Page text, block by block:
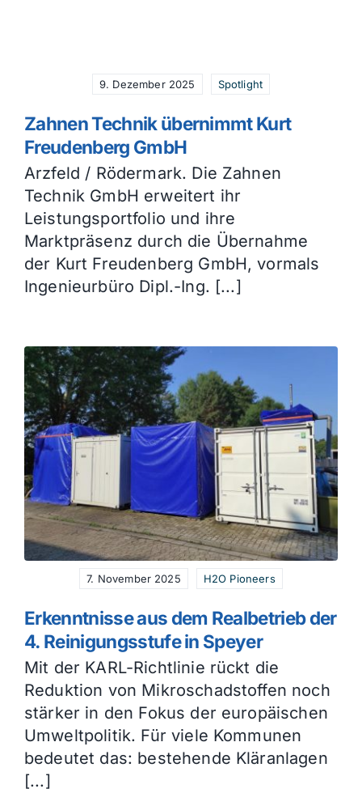
9. Dezember 2025 Spotlight
Zahnen Technik übernimmt Kurt
Freudenberg GmbH
Arzfeld / Rödermark. Die Zahnen
Technik GmbH erweitert ihr
Leistungsportfolio und ihre
Marktpräsenz durch die Übernahme
der Kurt Freudenberg GmbH, vormals
Ingenieurbüro Dipl.-Ing. [...]
7. November 2025 H2O Pioneers
Erkenntnisse aus dem Realbetrieb der
4. Reinigungsstufe in Speyer
Mit der KARL-Richtlinie rückt die
Reduktion von Mikroschadstoffen noch
stärker in den Fokus der europäischen
Umweltpolitik. Für viele Kommunen
bedeutet das: bestehende Kläranlagen
[...]